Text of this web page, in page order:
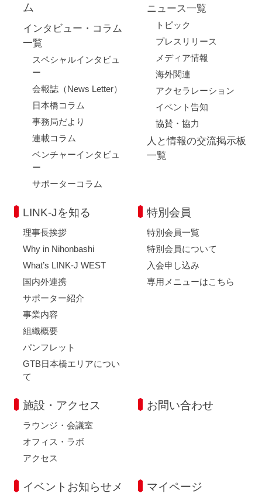
ム
インタビュー・コラム
一覧
スペシャルインタビュ
ー
会報誌（News Letter）
日本橋コラム
事務局だより
連載コラム
ベンチャーインタビュ
ー
サポーターコラム
ニュース一覧
トピック
プレスリリース
メディア情報
海外関連
アクセラレーション
イベント告知
協賛・協力
人と情報の交流掲示板
一覧
LINK-Jを知る
理事長挨拶
Why in Nihonbashi
What’s LINK-J WEST
国内外連携
サポーター紹介
事業内容
組織概要
パンフレット
GTB日本橋エリアについ
て
特別会員
特別会員一覧
特別会員について
入会申し込み
専用メニューはこちら
施設・アクセス
ラウンジ・会議室
オフィス・ラボ
アクセス
お問い合わせ
イベントお知らせメ
マイページ